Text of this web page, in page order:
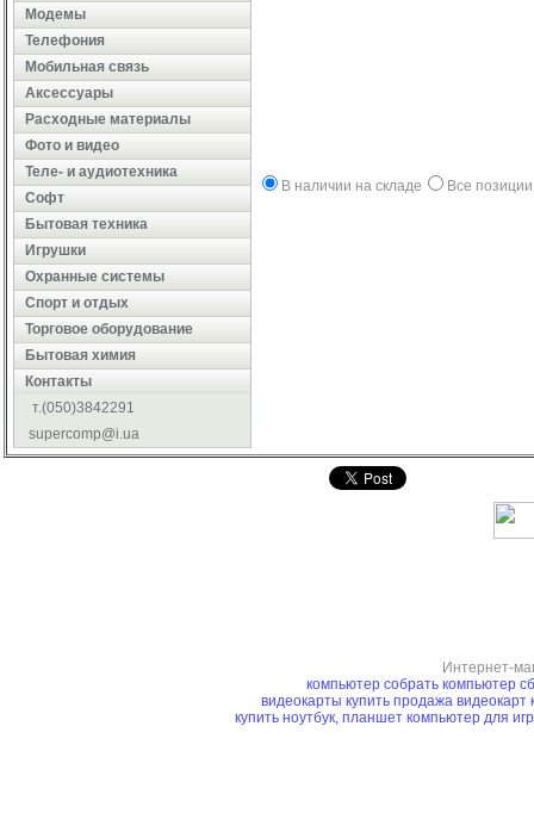
Модемы
Телефония
Мобильная связь
Аксессуары
Расходные материалы
Фото и видео
Теле- и аудиотехника
Софт
Бытовая техника
Игрушки
Охранные системы
Cпорт и отдых
Торговое оборудование
Бытовая химия
Контакты
т.(050)3842291
supercomp@i.ua
В наличии на складе Все позиции
Интернет-
компьютер собрать компьютер
видеокарты купить продажа видеокарт
купить ноутбук, планшет компьютер для